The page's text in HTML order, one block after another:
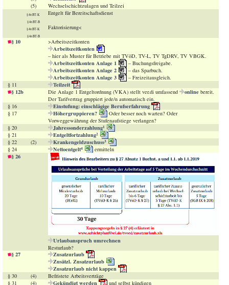
(5) Wechselschichtzulagen und Teilzei
§ 46 BT-K
§ 46 BT-B
Entgelt für Bereitschaftsdienst
§ 46 BT-K
§ 46 BT-B
Faktorisierung<
§ 10 >Arbeitszeitkonten
Arbeitszeitkonten
– hier als Muster für Betriebe mit TVöD, TV-L, TV TgDRV, TV VBGK.
Arbeitszeitkonten Anlage 1 – Buchungsfreigabe.
Arbeitszeitkonten Anlage 2 – das Sparbuch.
Arbeitszeitkonten Anlage 3
– Freizeitausgleich.
§ 11
Teilzeit
§ 12b
Die Anlage 1 Entgeltordnung (VKA) stellt ver.di umfassend online bereit.
Der Tarifvertrag gruppiert jede/n automatisch ein.
§ 16
Einstufung: einschlägige Berufserfahrung
§ 17 Höhergruppieren?
Oder besser noch warten? Oder
Vorweggewährung der Stufenaufstiege verlangen?
§ 20
Jahressonderzahlung1
§ 21 Entgeltfortzahlung2
§ 22 (2) Krankengeldzuschuss3
§ 24 Nettoentgelt4 ermitteln
§ 26
Urlaubanspruch umrechnen
Resturlaub?
§ 27
Zusatzurlaub
Zusätzl. Zusatzurlaub
Zusatzurlaub nicht kappen
§ 30 (4)
Befristete Arbeitsverträge
§ 31
(4) Gekündigt werden und selbst kündigen